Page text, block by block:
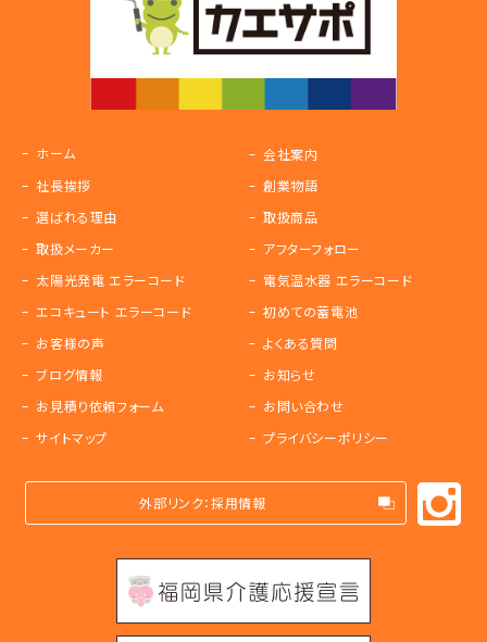
ホーム
会社案内
社長挨拶
創業物語
選ばれる理由
取扱商品
取扱メーカー
アフターフォロー
太陽光発電 エラーコード
電気温水器 エラーコード
エコキュート エラーコード
初めての蓄電池
お客様の声
よくある質問
ブログ情報
お知らせ
お見積り依頼フォーム
お問い合わせ
サイトマップ
プライバシーポリシー
外部リンク：採用情報